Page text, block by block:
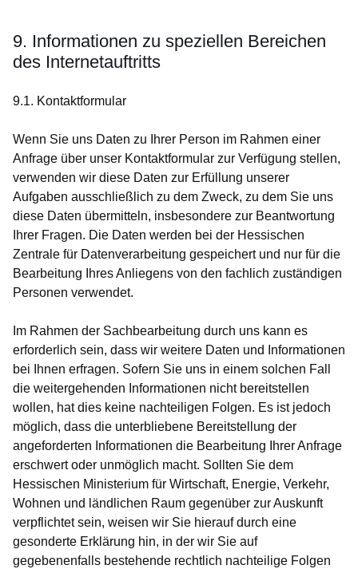
9. Informationen zu speziellen Bereichen
des Internetauftritts
9.1. Kontaktformular
Wenn Sie uns Daten zu Ihrer Person im Rahmen einer
Anfrage über unser Kontaktformular zur Verfügung stellen,
verwenden wir diese Daten zur Erfüllung unserer
Aufgaben ausschließlich zu dem Zweck, zu dem Sie uns
diese Daten übermitteln, insbesondere zur Beantwortung
Ihrer Fragen. Die Daten werden bei der Hessischen
Zentrale für Datenverarbeitung gespeichert und nur für die
Bearbeitung Ihres Anliegens von den fachlich zuständigen
Personen verwendet.
Im Rahmen der Sachbearbeitung durch uns kann es
erforderlich sein, dass wir weitere Daten und Informationen
bei Ihnen erfragen. Sofern Sie uns in einem solchen Fall
die weitergehenden Informationen nicht bereitstellen
wollen, hat dies keine nachteiligen Folgen. Es ist jedoch
möglich, dass die unterbliebene Bereitstellung der
angeforderten Informationen die Bearbeitung Ihrer Anfrage
erschwert oder unmöglich macht. Sollten Sie dem
Hessischen Ministerium für Wirtschaft, Energie, Verkehr,
Wohnen und ländlichen Raum gegenüber zur Auskunft
verpflichtet sein, weisen wir Sie hierauf durch eine
gesonderte Erklärung hin, in der wir Sie auf
gegebenenfalls bestehende rechtlich nachteilige Folgen